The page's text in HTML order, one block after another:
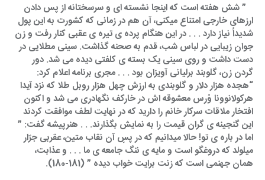
” شش هفته است که اینجا نشسته ای و سرسختانه از پس دادن
ارزهای خارجی امتناع میکنی، آن هم در زمانی که کشورت به این پول
شدیداً نیاز دارد . . . در این هنگام پرده ی تیره ی عقبی کنار رفت و زن
جوان زیبایی در لباس شب، قدم به صحنه گذاشت. سینی مطلایی در
دست داشت و روی سینی یک بسته ی کلفتی دیده می شد. دور
گردن زن، گلوبند برلیانی آویزان بود . . . مجری برنامه اعلام کرد:
“هجده هزار دلار و گلوبندی به ارزش چهل هزار روبل طلا که نزد آیدا
هرکولانوونا وُرس معشوقه اش در خارکف نگهادری می شد و اکنون
افتخار ملاقات سرکار خانم را دارید که در نهایت لطف موافقت کردند
این گنجینه ی گران قیمت را به نمایش بگذارند. . . هنرپیشه گفت: ”
اما در باره ی تو! حالا میدانیم که در پسِ آن نقاب متین، عقربی جرّار
میلولد که دروغگو است و مایه ی ننگ جامعه ی ما . . . و عذابت،
همان جهنمی است که زنت برایت خواب دیده ” (181-180).